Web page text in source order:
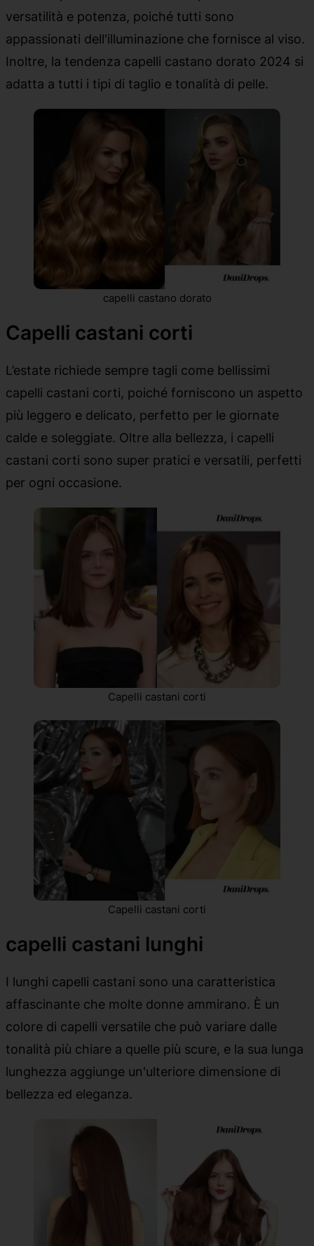
versatilità e potenza, poiché tutti sono
appassionati dell'illuminazione che fornisce al viso.
Inoltre, la tendenza capelli castano dorato 2024 si
adatta a tutti i tipi di taglio e tonalità di pelle.
capelli castano dorato
Capelli castani corti
L’estate richiede sempre tagli come bellissimi
capelli castani corti, poiché forniscono un aspetto
più leggero e delicato, perfetto per le giornate
calde e soleggiate. Oltre alla bellezza, i capelli
castani corti sono super pratici e versatili, perfetti
per ogni occasione.
Capelli castani corti
Capelli castani corti
capelli castani lunghi
I lunghi capelli castani sono una caratteristica
affascinante che molte donne ammirano. È un
colore di capelli versatile che può variare dalle
tonalità più chiare a quelle più scure, e la sua lunga
lunghezza aggiunge un'ulteriore dimensione di
bellezza ed eleganza.